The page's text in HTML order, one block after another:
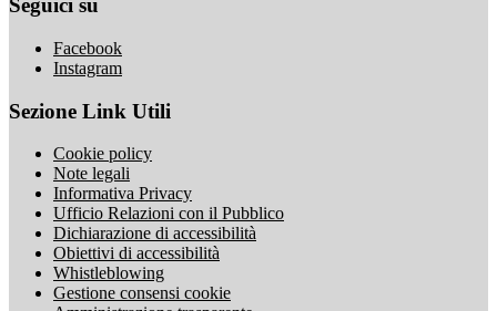
Seguici su
Facebook
Instagram
Sezione Link Utili
Cookie policy
Note legali
Informativa Privacy
Ufficio Relazioni con il Pubblico
Dichiarazione di accessibilità
Obiettivi di accessibilità
Whistleblowing
Gestione consensi cookie